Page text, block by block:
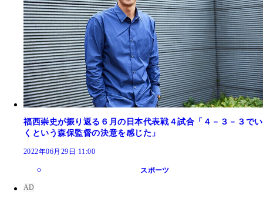
福西崇史が振り返る６月の日本代表戦４試合「４－３－３でい
くという森保監督の決意を感じた」
2022年06月29日 11:00
スポーツ